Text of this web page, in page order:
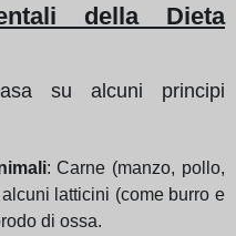
della Dieta
su alcuni principi
: Carne (manzo, pollo,
latticini (come burro e
di ossa.